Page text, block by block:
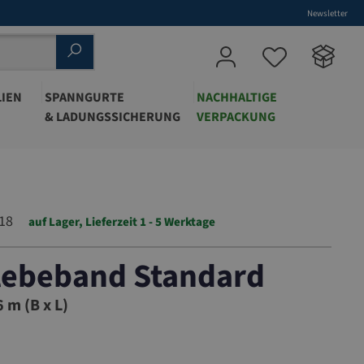
Newsletter
SPANNGURTE
& LADUNGSSICHERUNG
NACHHALTIGE
VERPACKUNG
auf Lager, Lieferzeit 1 - 5 Werktage
Standard
818
m (B x L)